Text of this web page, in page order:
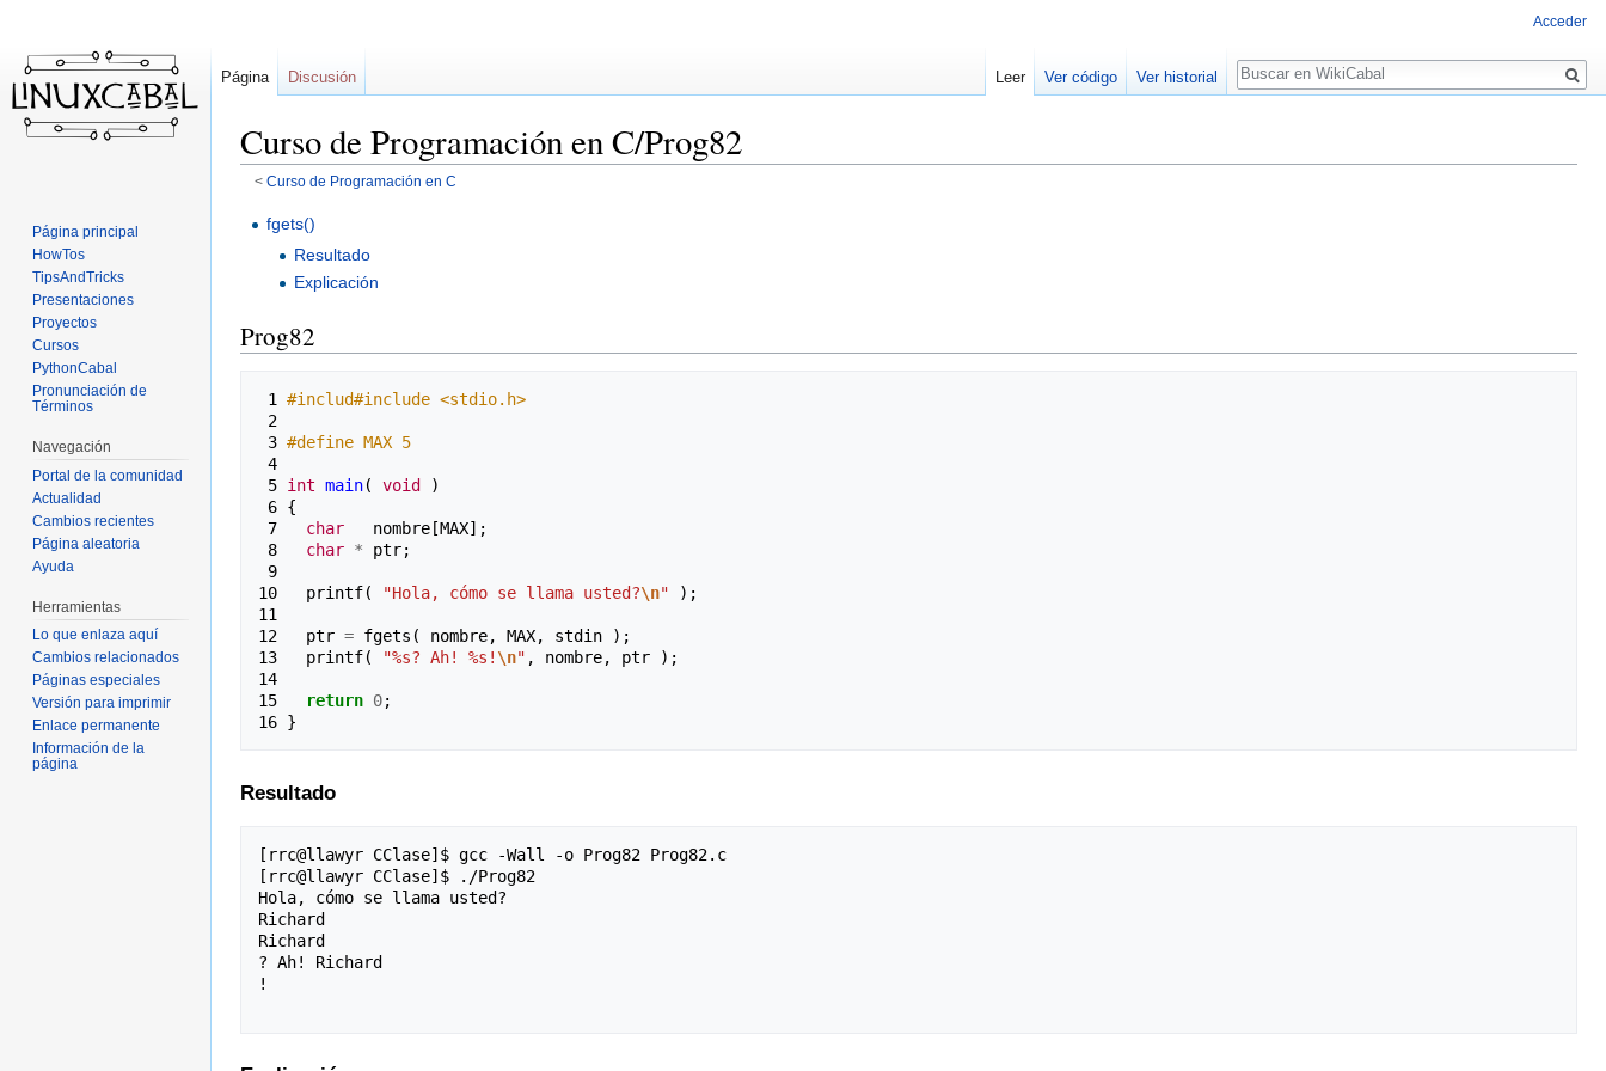
Curso de Programación en C/Prog82
< Curso de Programación en C
fgets()
Resultado
Explicación
Prog82
1 #includ#include <stdio.h>
2
3 #define MAX 5
4
5 int main( void
)
6 {
7
char nombre [MAX];
8
char * ptr;
9
10
printf( "Hola, cómo se llama usted?\n"
);
11
12
ptr = fgets ( nombre, MAX, stdin
);
13
printf( "%s? Ah! %s! \n" , nombre, ptr
);
14
15
return 0;
16 }
Resultado
[rrc@llawyr CClase]$ gcc -Wall -o Prog82 Prog82.c
[rrc@llawyr CClase]$ ./Prog82
Hola, cómo se llama usted?
Richard
Richard
? Ah! Richard
!
Acceder
Página Discusión Leer Ver código Ver historial
Buscar
Página principal
HowTos
TipsAndTricks
Presentaciones
Proyectos
Cursos
PythonCabal
Pronunciación de
Términos
Navegación
Portal de la comunidad
Actualidad
Cambios recientes
Página aleatoria
Ayuda
Herramientas
Lo que enlaza aquí
Cambios relacionados
Páginas especiales
Versión para imprimir
Enlace permanente
Información de la
página